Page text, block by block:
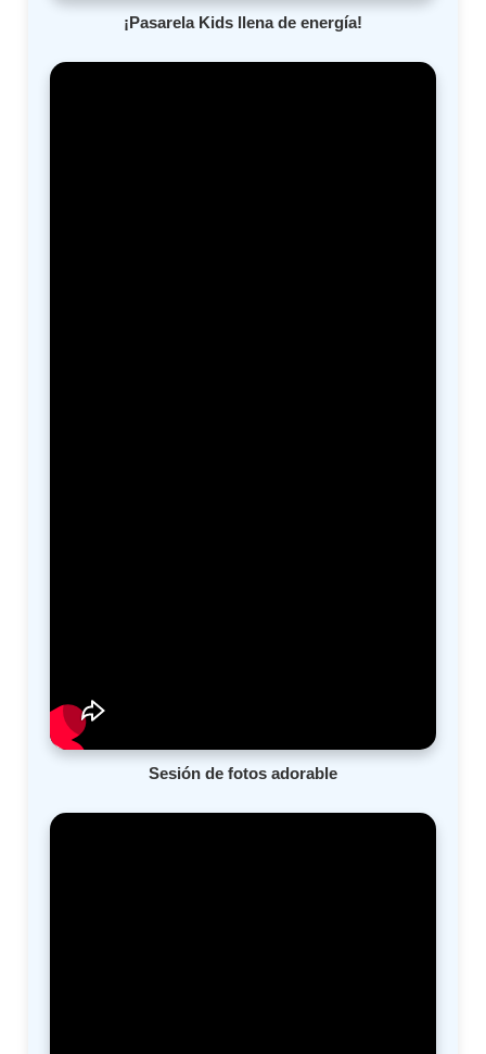
¡Pasarela Kids llena de energía!
Sesión de fotos adorable